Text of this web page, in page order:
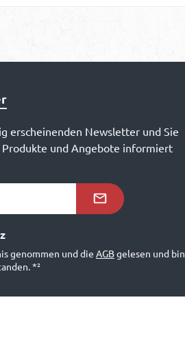
erscheinenden Newsletter und Sie
und Angebote informiert
genommen und die AGBgelesen und bin
*²